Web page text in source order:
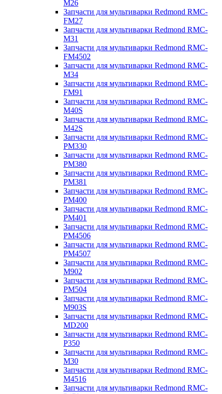
M26
Запчасти для мультиварки Redmond RMC-
FM27
Запчасти для мультиварки Redmond RMC-
M31
Запчасти для мультиварки Redmond RMC-
FM4502
Запчасти для мультиварки Redmond RMC-
M34
Запчасти для мультиварки Redmond RMC-
FM91
Запчасти для мультиварки Redmond RMC-
M40S
Запчасти для мультиварки Redmond RMC-
M42S
Запчасти для мультиварки Redmond RMC-
PM330
Запчасти для мультиварки Redmond RMC-
PM380
Запчасти для мультиварки Redmond RMC-
PM381
Запчасти для мультиварки Redmond RMC-
PM400
Запчасти для мультиварки Redmond RMC-
PM401
Запчасти для мультиварки Redmond RMC-
PM4506
Запчасти для мультиварки Redmond RMC-
PM4507
Запчасти для мультиварки Redmond RMC-
M902
Запчасти для мультиварки Redmond RMC-
PM504
Запчасти для мультиварки Redmond RMC-
M903S
Запчасти для мультиварки Redmond RMC-
MD200
Запчасти для мультиварки Redmond RMC-
P350
Запчасти для мультиварки Redmond RMC-
M30
Запчасти для мультиварки Redmond RMC-
M4516
Запчасти для мультиварки Redmond RMC-